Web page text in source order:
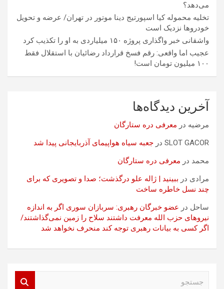
می‌دهد؟
تخلیه محموله کیا اسپورتیج دینا موتور در تهران/ عرضه و تحویل
خودروها نزدیک است
واشقانی خبر واگذاری پروژه ۱۵۰ میلیاردی به او را تکذیب کرد
عجیب اما واقعی: رقم فسخ قرارداد رضائیان با استقلال فقط
۱۰۰ میلیون تومان است!
آخرین دیدگاه‌ها
مرضیه در معرفی دره ستارگان
SLOT GACOR در جعبه سیاه هواپیمای آذربایجانی پیدا شد
محمد در معرفی دره ستارگان
مرادی در ببینید | ژاله علو درگذشت؛ صدا و تصویری که برای
چند نسل خاطره ساخت
ساحل در عضو خبرگان رهبری: سربازان سوری اگر به اندازه
نیروهای حزب الله معرفت داشتند سلاح را زمین نمی‌گذاشتند/
اگر کسی به بیانات رهبری توجه کند منحرف نخواهد شد